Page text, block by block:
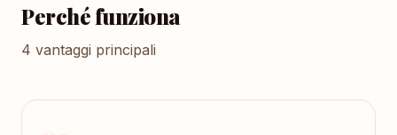
Perché funziona
4 vantaggi principali